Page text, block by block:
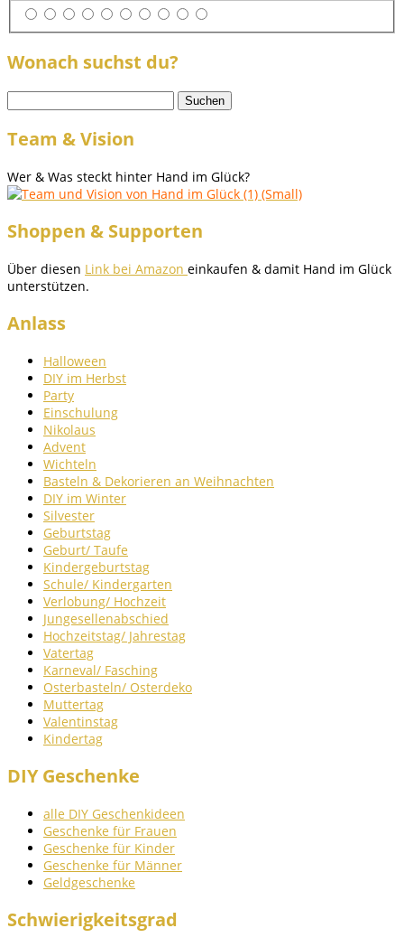
Wonach suchst du?
nach:
Team & Vision
Wer & Was steckt hinter Hand im Glück?
Shoppen & Supporten
Über diesen Link bei Amazon einkaufen & damit Hand im Glück
unterstützen.
Anlass
Halloween
DIY im Herbst
Party
Einschulung
Nikolaus
Advent
Wichteln
Basteln & Dekorieren an Weihnachten
DIY im Winter
Silvester
Geburtstag
Geburt/ Taufe
Kindergeburtstag
Schule/ Kindergarten
Verlobung/ Hochzeit
Jungesellenabschied
Hochzeitstag/ Jahrestag
Vatertag
Karneval/ Fasching
Osterbasteln/ Osterdeko
Muttertag
Valentinstag
Kindertag
DIY Geschenke
alle DIY Geschenkideen
Geschenke für Frauen
Geschenke für Kinder
Geschenke für Männer
Geldgeschenke
Schwierigkeitsgrad